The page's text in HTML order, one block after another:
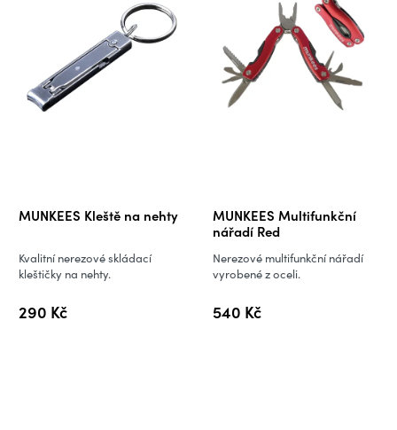
MUNKEES Kleště na nehty
290 Kč
Kvalitní nerezové skládací
kleštičky na nehty.
MUNKEES Multifunkční
nářadí Red
540 Kč
Nerezové multifunkční nářadí
vyrobené z oceli.